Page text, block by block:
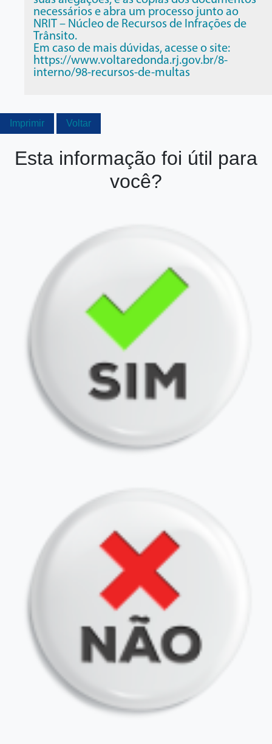
necessários e abra um processo junto ao
NRIT – Núcleo de Recursos de Infrações de
Trânsito.
Em caso de mais dúvidas, acesse o site:
https://www.voltaredonda.rj.gov.br/8-
interno/98-recursos-de-multas
Imprimir Voltar
Esta informação foi útil para
você?